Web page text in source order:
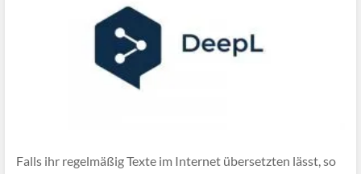
Falls ihr regelmäßig Texte im Internet übersetzten lässt, so